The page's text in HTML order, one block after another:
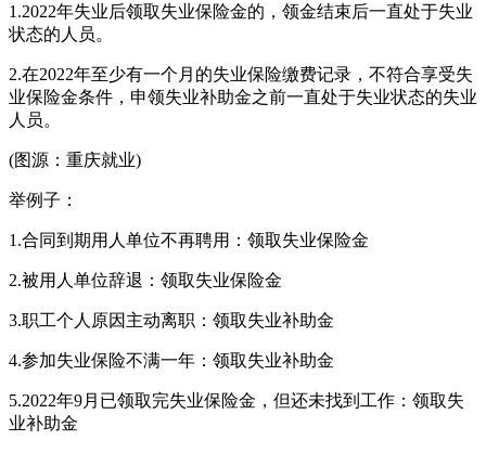
1.2022年失业后领取失业保险金的，领金结束后一直处于失业
状态的人员。
2.在2022年至少有一个月的失业保险缴费记录，不符合享受失
业保险金条件，申领失业补助金之前一直处于失业状态的失业
人员。
(图源：重庆就业)
举例子：
1.合同到期用人单位不再聘用：领取失业保险金
2.被用人单位辞退：领取失业保险金
3.职工个人原因主动离职：领取失业补助金
4.参加失业保险不满一年：领取失业补助金
5.2022年9月已领取完失业保险金，但还未找到工作：领取失
业补助金